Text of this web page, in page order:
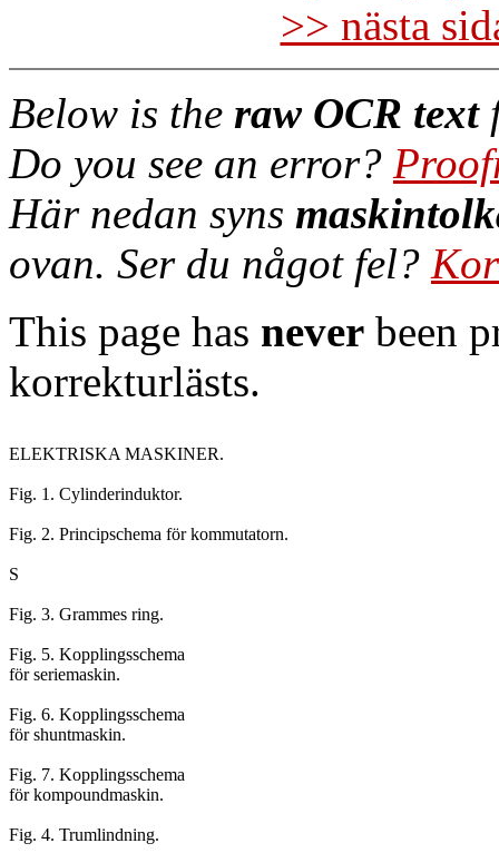
>> nästa
Below is the raw OCR text
Do you see an error?
Här nedan syns
ovan. Ser du något fel?
This page has never been
korrekturlästs.
ELEKTRISKA MASKINER.
Fig. 1. Cylinderinduktor.
Fig. 2. Principschema för kommutatorn.
S
Fig. 3. Grammes ring.
Fig. 5. Kopplingsschema
för seriemaskin.
Fig. 6. Kopplingsschema
för shuntmaskin.
Fig. 7. Kopplingsschema
för kompoundmaskin.